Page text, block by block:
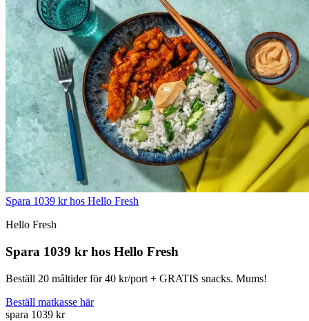
Spara 1039 kr hos Hello Fresh
Hello Fresh
Spara 1039 kr hos Hello Fresh
Beställ 20 måltider för 40 kr/port + GRATIS snacks. Mums!
Beställ matkasse här
spara 1039 kr